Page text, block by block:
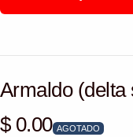
Armaldo (delta
Precio habitual
$ 0.00 AGOTADO